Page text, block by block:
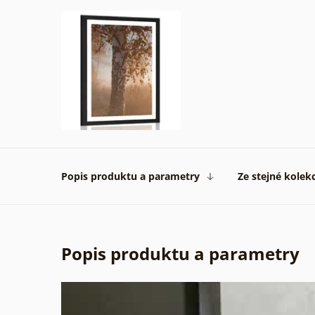
Popis produktu a parametry Ze stejné
Popis produktu a parametry